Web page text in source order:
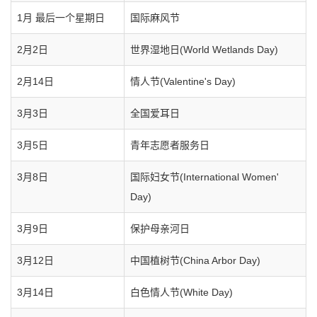
1月 最后一个星期日 国际麻风节
2月2日 世界湿地日(World Wetlands Day)
2月14日 情人节(Valentine's Day)
3月3日 全国爱耳日
3月5日 青年志愿者服务日
3月8日
国际妇女节(International Women'
Day)
3月9日 保护母亲河日
3月12日 中国植树节(China Arbor Day)
3月14日 白色情人节(White Day)